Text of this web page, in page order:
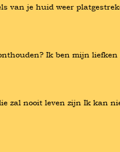
van je huid weer
Ik ben mijn
zal nooit leven zijn Ik kan